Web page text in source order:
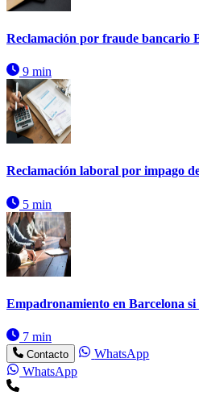
Reclamación por fraude bancario
9 min
Reclamación laboral por impago
5 min
Empadronamiento en Barcelona si
7 min
Contacto
WhatsApp
WhatsApp